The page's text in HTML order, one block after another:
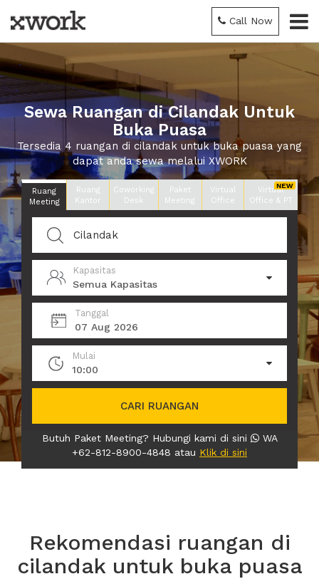
Call Now
Sewa Ruangan di Cilandak Untuk
Buka Puasa
Tersedia 4 ruangan di cilandak untuk buka puasa yang
dapat anda sewa melalui XWORK
Ruang
Meeting
Ruang
Kantor
Coworking
Desk
Paket
Meeting
Virtual
Office
Virtual
Office & PT
Kapasitas
Semua Kapasitas
Tanggal
07 Aug 2026
Mulai
10:00
CARI RUANGAN
Butuh Paket Meeting? Hubungi kami di sini
WA
+62-812-8900-4848 atau Klik di sini
Rekomendasi ruangan di
cilandak untuk buka puasa